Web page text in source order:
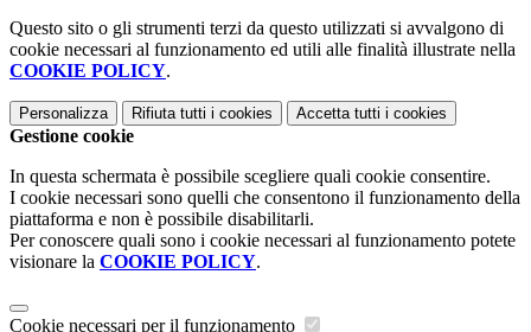
Questo sito o gli strumenti terzi da questo utilizzati si avvalgono di
cookie necessari al funzionamento ed utili alle finalità illustrate nella
COOKIE POLICY.
Personalizza Rifiuta tutti i cookies Accetta tutti i cookies
Gestione cookie
In questa schermata è possibile scegliere quali cookie consentire.
I cookie necessari sono quelli che consentono il funzionamento della
piattaforma e non è possibile disabilitarli.
Per conoscere quali sono i cookie necessari al funzionamento potete
visionare la COOKIE POLICY.
Cookie necessari per il funzionamento